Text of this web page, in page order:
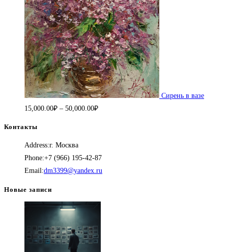
Сирень в вазе
15,000.00₽ – 50,000.00₽Диапазон
50,000.00₽
Контакты
Address:г. Москва
Phone:+7 (966) 195-42-87
Email:dm3399@yandex.ru
Новые записи